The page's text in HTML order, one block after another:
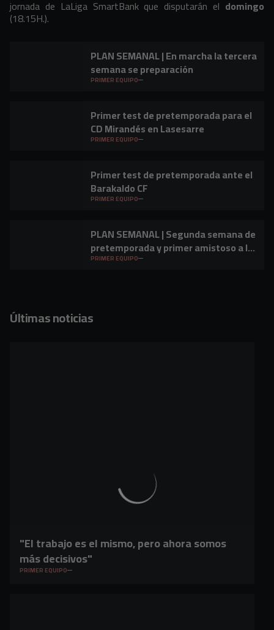
jornada de LaLiga SmartBank que disputarán el domingo
(18.15H.).
PLAN SEMANAL | En marcha la tercera
semana se preparación
PRIMER EQUIPO
Primer test de pretemporada para el
CD Mirandés en Lasesarre
PRIMER EQUIPO
Primer test de pretemporada ante el
Barakaldo CF
PRIMER EQUIPO
PLAN SEMANAL | Segunda semana de
pretemporada y primer amistoso a la
vista
PRIMER EQUIPO
Últimas noticias
"El trabajo es el mismo, pero ahora somos
más decisivos"
PRIMER EQUIPO